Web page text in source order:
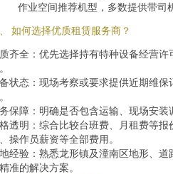
作业空间推荐机型，多数提供带司
如何选择优质租赁服务商？
齐全：优先选择持有特种设备经营
状态：现场考察或要求提供近期维
保障：明确是否包含运输、现场安装
透明：综合比较台班费、月租费等
操作员薪资等全部费用。
经验：熟悉龙形镇及潼南区地形、
准的解决方案。